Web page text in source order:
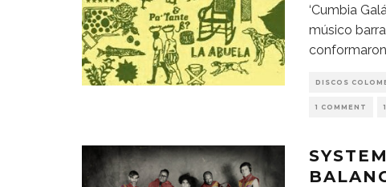
‘Cumbia
músico
DISCOS
1 COMMENT